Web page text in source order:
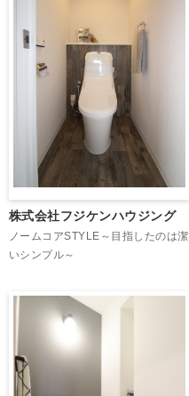
株式会社フジケンハウジング
ノームコアSTYLE～目指したのは潔
いシンプル～